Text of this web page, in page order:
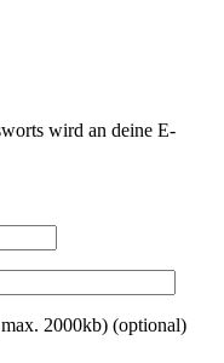
wird an deine E-
2000kb) (optional)